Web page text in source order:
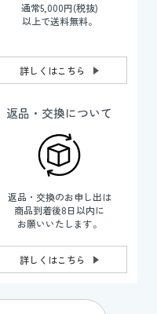
通常5,000円(税抜)
以上で送料無料。
詳しくはこちら
返品・交換について
返品・交換のお申し出は
商品到着後8日以内に
お願いいたします。
詳しくはこちら